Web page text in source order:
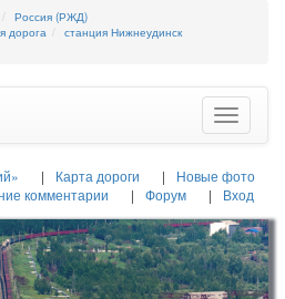
Россия (РЖД)
дорога
станция Нижнеудинск
Toggle
Карта дороги
Новые фото
комментарии Форум Вход